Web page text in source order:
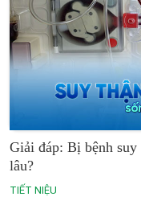
Giải đáp: Bị bệnh
lâu?
TIẾT NIỆU